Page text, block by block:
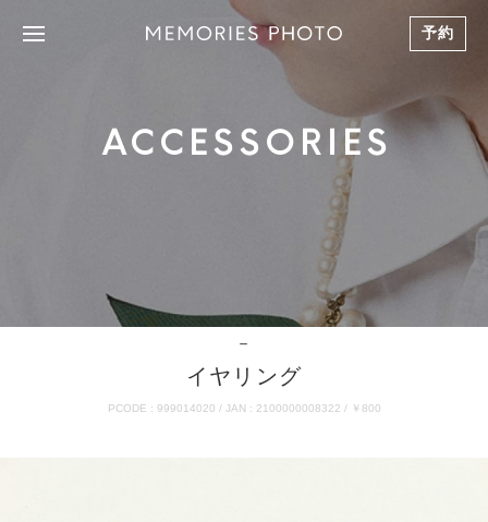
予約
ACCESSORIES
－
イヤリング
PCODE : 999014020 / JAN : 2100000008322 / ￥800